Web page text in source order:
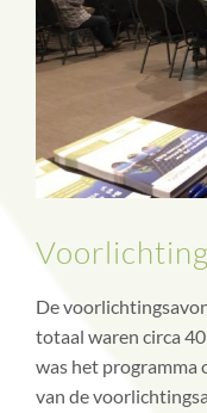
De
totaal waren circa
was het programma
van de